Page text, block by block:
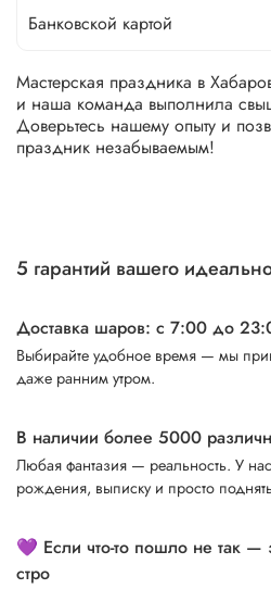
Банковской картой
Мастерская праздника в
и наша команда выполнила
Доверьтесь нашему опыту и
праздник незабываемым!
5 гарантий вашего
Доставка шаров: с 7:00 до
Выбирайте удобное время — мы
даже ранним утром.
В наличии более 5000
Любая фантазия — реальность. У
рождения, выписку и просто
💜 Если что-то пошло не так —
стро